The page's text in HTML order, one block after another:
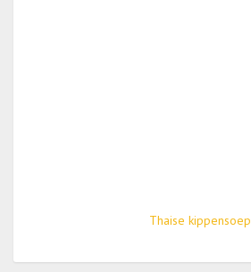
Thaise kippensoep